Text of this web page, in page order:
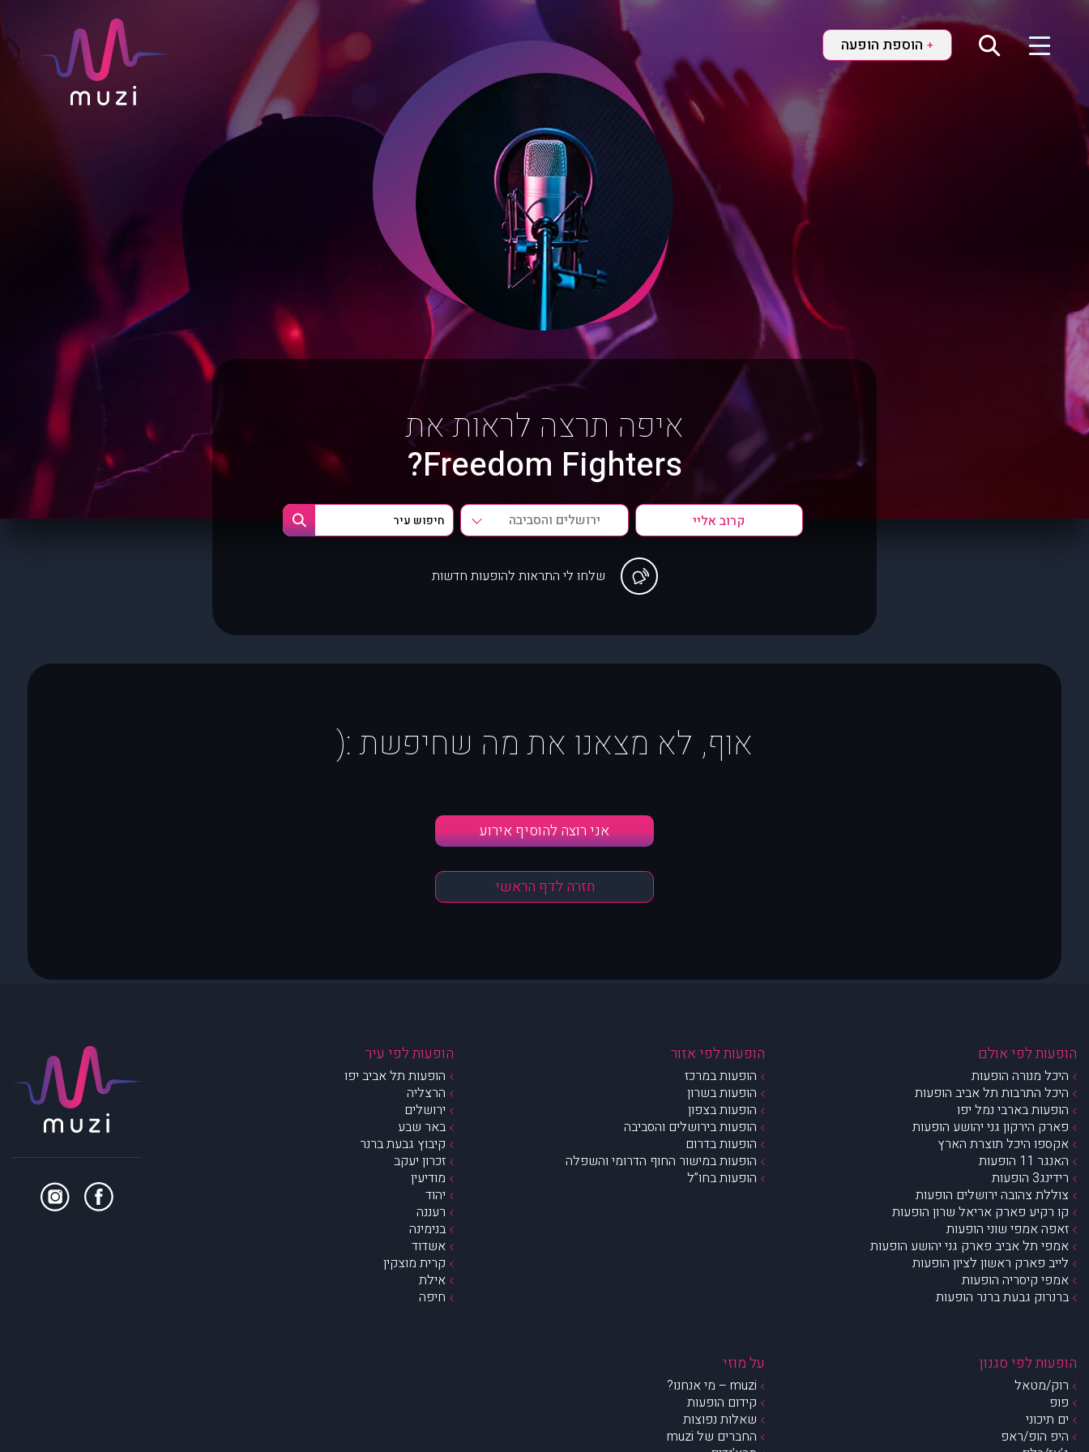
+ הוספת הופעה
איפה תרצה לראות את
Freedom Fighters?
ירושלים והסביבה
שלחו לי התראות להופעות חדשות
אוף, לא מצאנו את מה שחיפשת :(
אני רוצה להוסיף אירוע
חזרה לדף הראשי
הופעות לפי אולם
היכל מנורה הופעות
היכל התרבות תל אביב הופעות
הופעות בארבי נמל יפו
פארק הירקון גני יהושע הופעות
אקספו היכל תוצרת הארץ
האנגר 11 הופעות
רידינג3 הופעות
צוללת צהובה ירושלים הופעות
קו רקיע פארק אריאל שרון הופעות
זאפה אמפי שוני הופעות
אמפי תל אביב פארק גני יהושע הופעות
לייב פארק ראשון לציון הופעות
אמפי קיסריה הופעות
ברנרוק גבעת ברנר הופעות
הופעות לפי אזור
הופעות במרכז
הופעות בשרון
הופעות בצפון
הופעות בירושלים והסביבה
הופעות בדרום
הופעות במישור החוף הדרומי והשפלה
הופעות בחו”ל
הופעות לפי עיר
הופעות תל אביב יפו
הרצליה
ירושלים
באר שבע
קיבוץ גבעת ברנר
זכרון יעקב
מודיעין
יהוד
רעננה
בנימינה
אשדוד
קרית מוצקין
אילת
חיפה
הופעות לפי סגנון
רוק/מטאל
פופ
ים תיכוני
היפ הופ/ראפ
על מוזי
muzi – מי אנחנו?
קידום הופעות
שאלות נפוצות
החברים של muzi